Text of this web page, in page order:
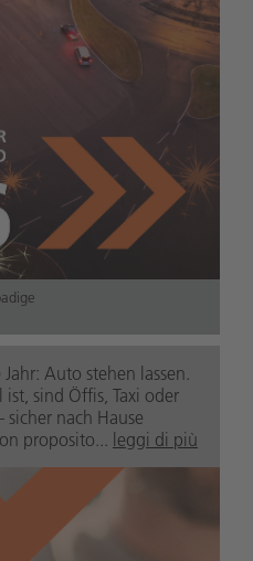
Auto stehen lassen.
sind Öffis, Taxi oder
sicher nach Hause
proposito... leggi di più